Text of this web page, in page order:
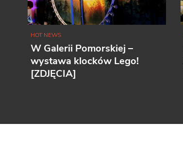
HOT NEWS
W Galerii Pomorskiej –
wystawa klocków Lego!
[ZDJĘCIA]